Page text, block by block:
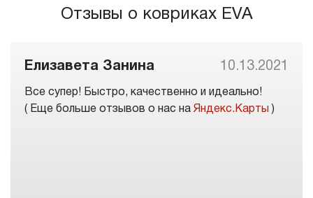
Отзывы о ковриках EVA
Елизавета Занина 10.13.2021
Все супер! Быстро, качественно и идеально!
( Еще больше отзывов о нас на Яндекс.Карты )